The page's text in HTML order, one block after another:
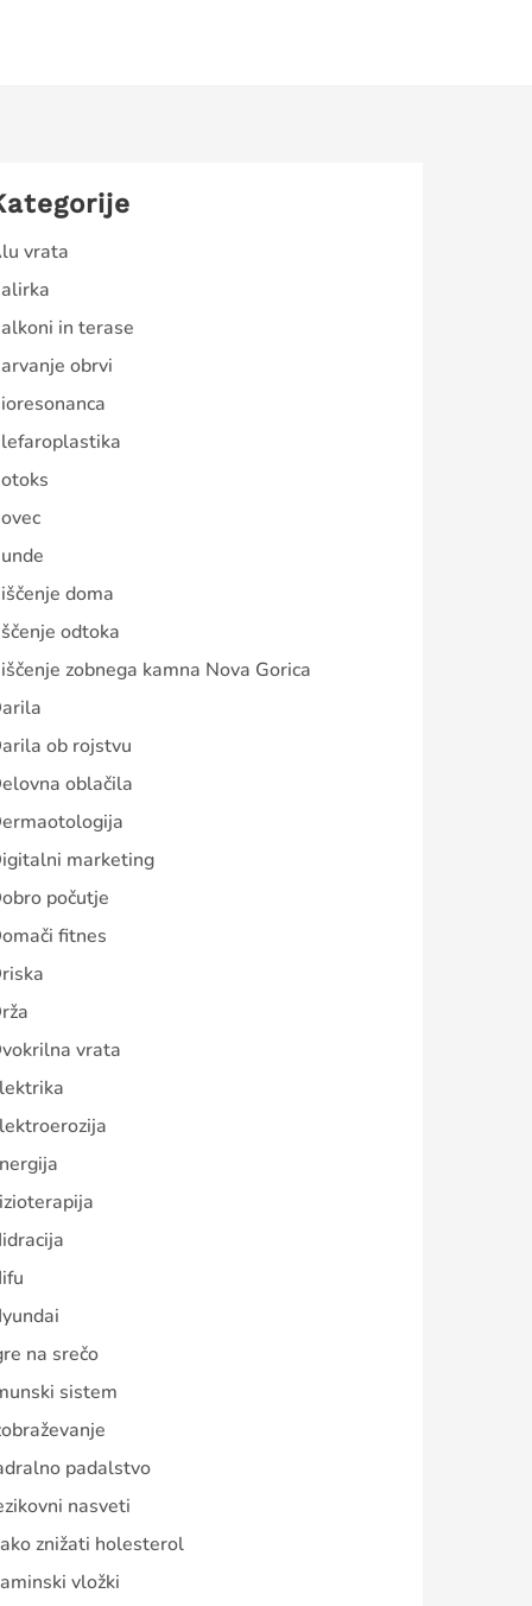
vrata
in terase
obrvi
doma
odtoka
zobnega kamna Nova Gorica
ob rojstvu
oblačila
marketing
počutje
fitnes
vrata
na srečo
sistem
padalstvo
nasveti
znižati holesterol
vložki